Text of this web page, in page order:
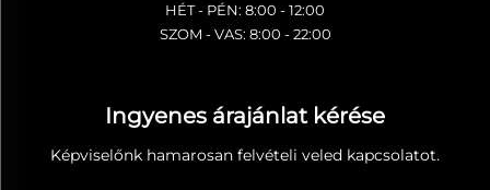
HÉT - PÉN: 8:00 - 12:00
SZOM - VAS: 8:00 - 22:00
Ingyenes árajánlat kérése
Képviselőnk hamarosan felvételi veled kapcsolatot.